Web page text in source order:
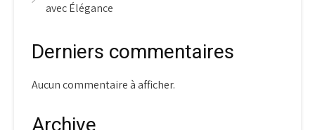
avec Élégance
Derniers commentaires
Aucun commentaire à afficher.
Archive